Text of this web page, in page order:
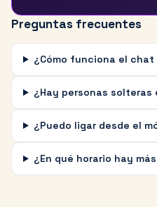
Preguntas frecuentes
¿Cómo funciona el chat
¿Hay personas solteras
¿Puedo ligar desde el
¿En qué horario hay